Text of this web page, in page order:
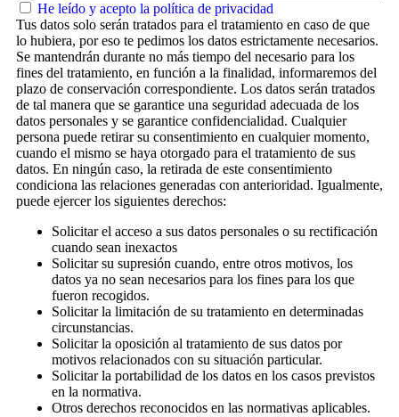
He leído y acepto la política de privacidad
Tus datos solo serán tratados para el tratamiento en caso de que
lo hubiera, por eso te pedimos los datos estrictamente necesarios.
Se mantendrán durante no más tiempo del necesario para los
fines del tratamiento, en función a la finalidad, informaremos del
plazo de conservación correspondiente. Los datos serán tratados
de tal manera que se garantice una seguridad adecuada de los
datos personales y se garantice confidencialidad. Cualquier
persona puede retirar su consentimiento en cualquier momento,
cuando el mismo se haya otorgado para el tratamiento de sus
datos. En ningún caso, la retirada de este consentimiento
condiciona las relaciones generadas con anterioridad. Igualmente,
puede ejercer los siguientes derechos:
Solicitar el acceso a sus datos personales o su rectificación
cuando sean inexactos
Solicitar su supresión cuando, entre otros motivos, los
datos ya no sean necesarios para los fines para los que
fueron recogidos.
Solicitar la limitación de su tratamiento en determinadas
circunstancias.
Solicitar la oposición al tratamiento de sus datos por
motivos relacionados con su situación particular.
Solicitar la portabilidad de los datos en los casos previstos
en la normativa.
Otros derechos reconocidos en las normativas aplicables.